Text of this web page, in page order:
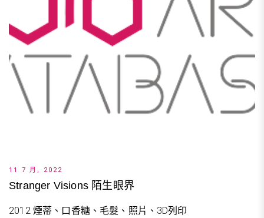
11 7 月, 2022
Stranger Visions 陌生眼界
2012 煙蒂、口香糖、毛髮、照片、3D列印